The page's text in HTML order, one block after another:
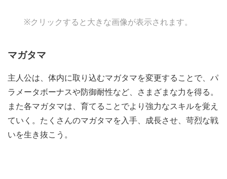
※クリックすると大きな画像が表示されます。
マガタマ
主人公は、体内に取り込むマガタマを変更することで、パ
ラメータボーナスや防御耐性など、さまざまな力を得る。
また各マガタマは、育てることでより強力なスキルを覚え
ていく。たくさんのマガタマを入手、成長させ、苛烈な戦
いを生き抜こう。